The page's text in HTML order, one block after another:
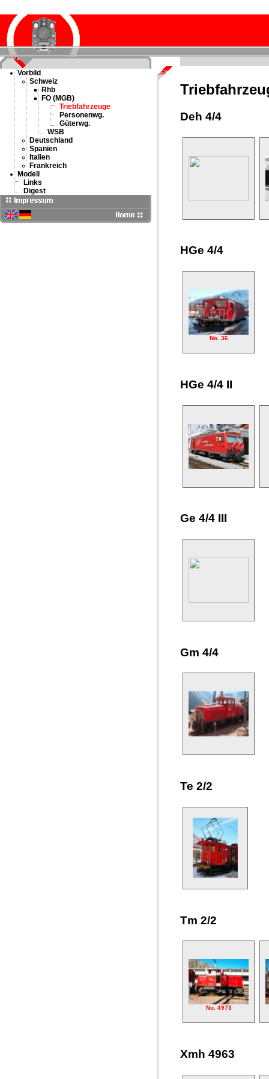
Vorbild
Schweiz
Rhb
FO (MGB)
Triebfahrzeuge
Personenwg.
Güterwg.
WSB
Deutschland
Spanien
Italien
Frankreich
Modell
Links
Digest
Deh 4/4
HGe 4/4
No. 36
HGe 4/4 II
Ge 4/4 III
Gm 4/4
Te 2/2
Tm 2/2
No. 4973
Xmh 4963